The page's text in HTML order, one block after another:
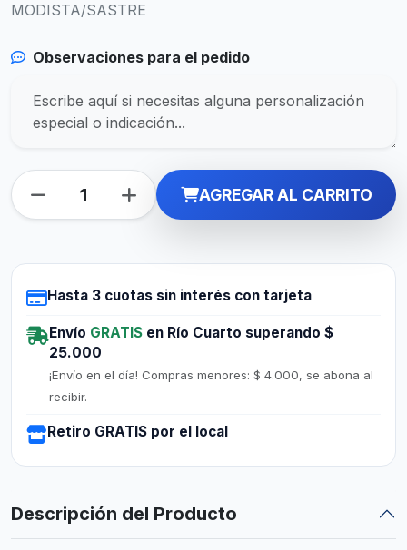
MODISTA/SASTRE
Observaciones para el pedido
AGREGAR AL CARRITO
Hasta 3 cuotas sin interés con tarjeta
Envío GRATIS en Río Cuarto superando $
25.000
¡Envío en el día! Compras menores: $ 4.000, se abona al
recibir.
Retiro GRATIS por el local
Descripción del Producto